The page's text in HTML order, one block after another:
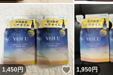
1,450円 いいね！
1,950円